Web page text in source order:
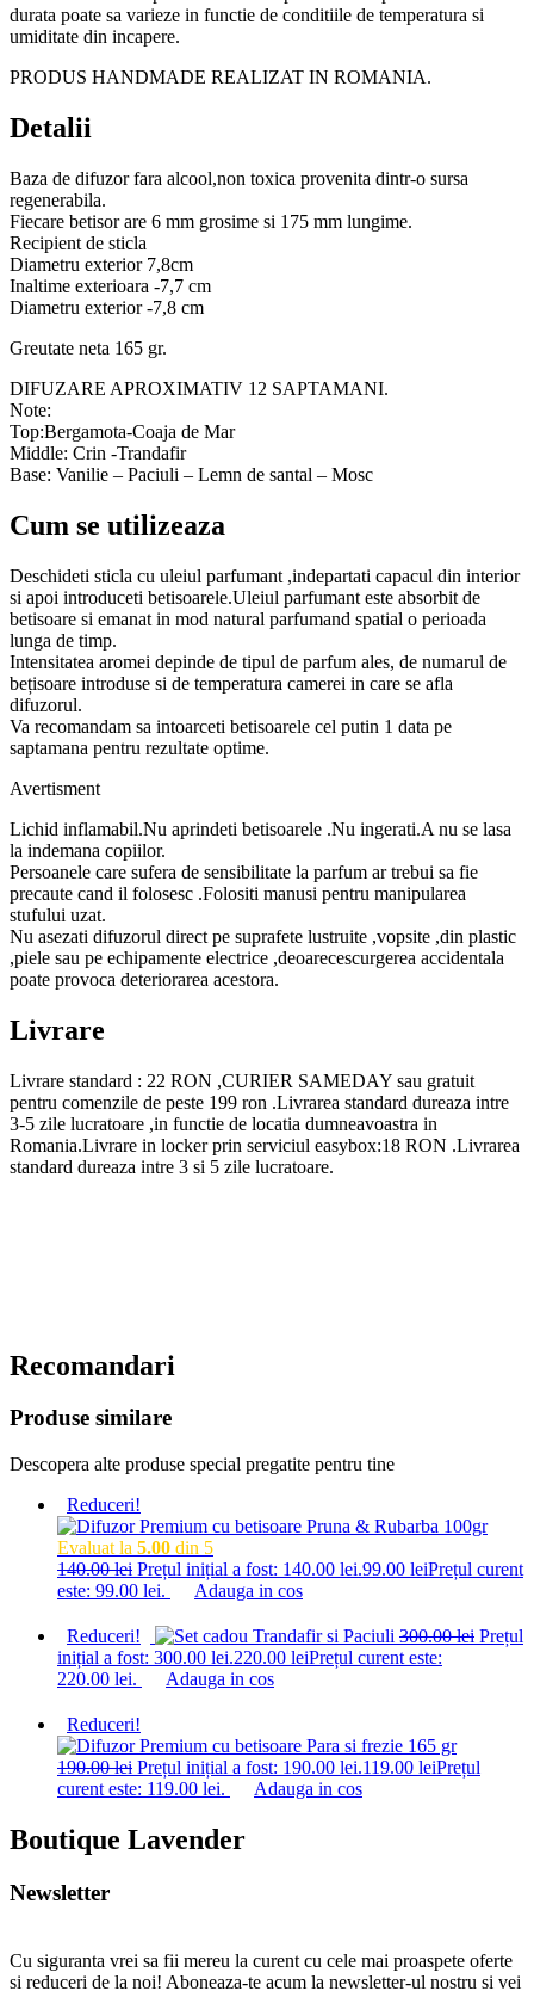
durata poate sa varieze in functie de conditiile de temperatura si
umiditate din incapere.
PRODUS HANDMADE REALIZAT IN ROMANIA.
Detalii
Baza de difuzor fara alcool,non toxica provenita dintr-o sursa
regenerabila.
Fiecare betisor are 6 mm grosime si 175 mm lungime.
Recipient de sticla
Diametru exterior 7,8cm
Inaltime exterioara -7,7 cm
Diametru exterior -7,8 cm
Greutate neta 165 gr.
DIFUZARE APROXIMATIV 12 SAPTAMANI.
Note:
Top:Bergamota-Coaja de Mar
Middle: Crin -Trandafir
Base: Vanilie – Paciuli – Lemn de santal – Mosc
Cum se utilizeaza
Deschideti sticla cu uleiul parfumant ,indepartati capacul din interior
si apoi introduceti betisoarele.Uleiul parfumant este absorbit de
betisoare si emanat in mod natural parfumand spatial o perioada
lunga de timp.
Intensitatea aromei depinde de tipul de parfum ales, de numarul de
bețisoare introduse si de temperatura camerei in care se afla
difuzorul.
Va recomandam sa intoarceti betisoarele cel putin 1 data pe
saptamana pentru rezultate optime.
Avertisment
Lichid inflamabil.Nu aprindeti betisoarele .Nu ingerati.A nu se lasa
la indemana copiilor.
Persoanele care sufera de sensibilitate la parfum ar trebui sa fie
precaute cand il folosesc .Folositi manusi pentru manipularea
stufului uzat.
Nu asezati difuzorul direct pe suprafete lustruite ,vopsite ,din plastic
,piele sau pe echipamente electrice ,deoarecescurgerea accidentala
poate provoca deteriorarea acestora.
Livrare
Livrare standard : 22 RON ,CURIER SAMEDAY sau gratuit
pentru comenzile de peste 199 ron .Livrarea standard dureaza intre
3-5 zile lucratoare ,in functie de locatia dumneavoastra in
Romania.Livrare in locker prin serviciul easybox:18 RON .Livrarea
standard dureaza intre 3 si 5 zile lucratoare.
Recomandari
Produse similare
Descopera alte produse special pregatite pentru tine
Reduceri!
Evaluat la 5.00 din 5
140.00lei Prețul inițial a fost: 140.00 lei.99.00 leiPrețul curent
este: 99.00 lei.
Adauga in cos
Reduceri! 300.00lei Prețul
inițial a fost: 300.00 lei.220.00 leiPrețul curent este:
220.00 lei.
Adauga in cos
Reduceri!
190.00lei Prețul inițial a fost: 190.00 lei.119.00 leiPrețul
curent este: 119.00 lei.
Adauga in cos
Boutique Lavender
Newsletter
Cu siguranta vrei sa fii mereu la curent cu cele mai proaspete oferte
si reduceri de la noi! Aboneaza-te acum la newsletter-ul nostru si vei